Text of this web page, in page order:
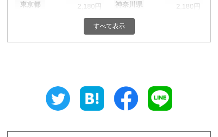
東京都 2,180円 神奈川県 2,180円
2,180円 富山県
2,180円 静岡県
2,180円 三重県
滋賀県 2,310円 京都府 2,310円
すべて表示